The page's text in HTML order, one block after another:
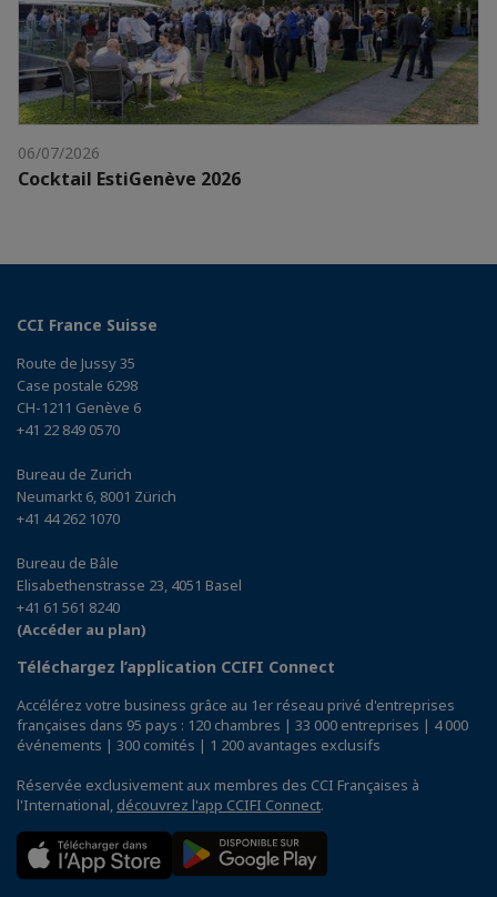
06/07/2026
Cocktail EstiGenève 2026
CCI France Suisse
Route de Jussy 35
Case postale 6298
CH-1211 Genève 6
+41 22 849 0570
Bureau de Zurich
Neumarkt 6, 8001 Zürich
+41 44 262 1070
Bureau de Bâle
Elisabethenstrasse 23, 4051 Basel
+41 61 561 8240
(Accéder au plan)
Téléchargez l’application CCIFI Connect
Accélérez votre business grâce au 1er réseau privé d'entreprises
françaises dans 95 pays : 120 chambres | 33 000 entreprises | 4 000
événements | 300 comités | 1 200 avantages exclusifs
Réservée exclusivement aux membres des CCI Françaises à
l'International, découvrez l'app CCIFI Connect.